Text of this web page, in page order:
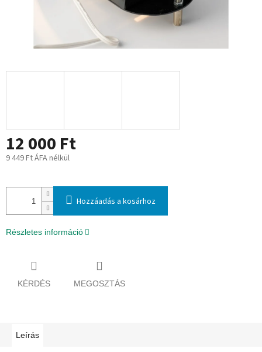
12 000 Ft
9 449 Ft ÁFA nélkül
Hozzáadás a kosárhoz
Részletes információ
KÉRDÉS MEGOSZTÁS
Leírás